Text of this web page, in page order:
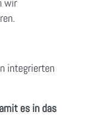
integrierten
es in das